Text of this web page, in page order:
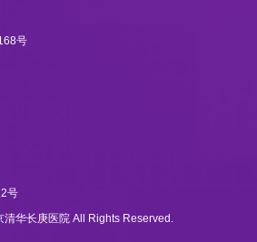
号
号
华长庚医院 All Rights Reserved.